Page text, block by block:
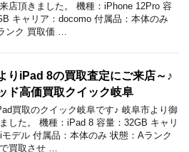
店頂きました。 機種：iPhone 12Pro 容
キャリア：docomo 付属品：本体のみ
ンク 買取価 …
りiPad 8の買取査定にご来店～♪
ド高価買取クイック岐阜
買取のクイック岐阜です♪ 岐阜市より御
した。 機種：iPad 8 容量：32GB キャリ
モデル 付属品：本体のみ 状態：Aランク
買取させ …